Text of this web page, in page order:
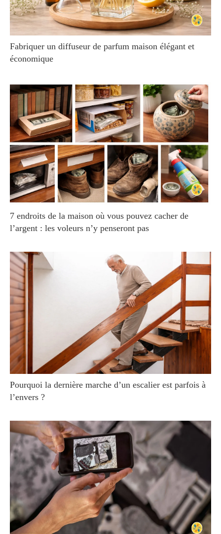
Fabriquer un diffuseur de parfum maison élégant et
économique
7 endroits de la maison où vous pouvez cacher de
l’argent : les voleurs n’y penseront pas
Pourquoi la dernière marche d’un escalier est parfois à
l’envers ?